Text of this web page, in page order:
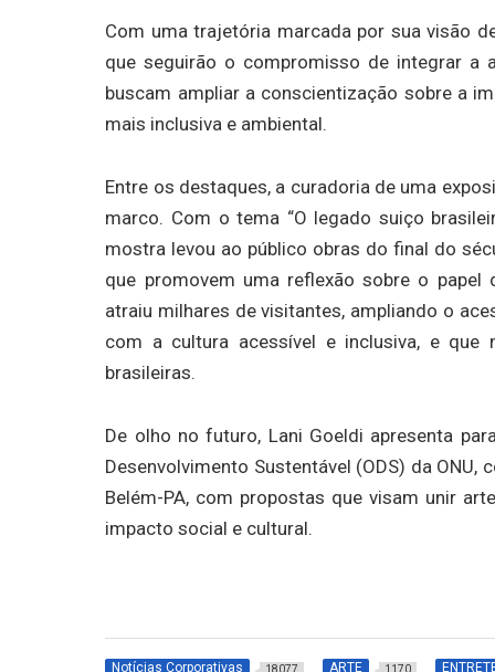
Com uma trajetória marcada por sua visão
que seguirão o compromisso de integrar a
buscam ampliar a conscientização sobre a
mais inclusiva e ambiental.
Entre os destaques, a curadoria de uma
marco. Com o tema “O legado suiço
mostra levou ao público obras do final do
que promovem uma reflexão sobre o papel
atraiu milhares de visitantes, ampliando o
com a cultura acessível e inclusiva, e
brasileiras.
De olho no futuro, Lani Goeldi apresenta
Desenvolvimento Sustentável (ODS) da
Belém-PA, com propostas que visam unir
impacto social e cultural.
Notícias Corporativas ARTE